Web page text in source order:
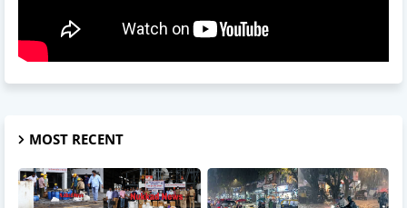
MOST RECENT